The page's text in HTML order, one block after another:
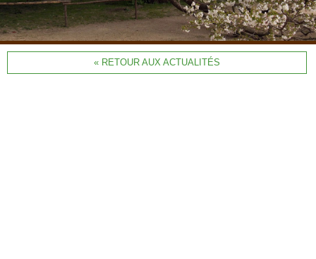
« RETOUR AUX ACTUALITÉS